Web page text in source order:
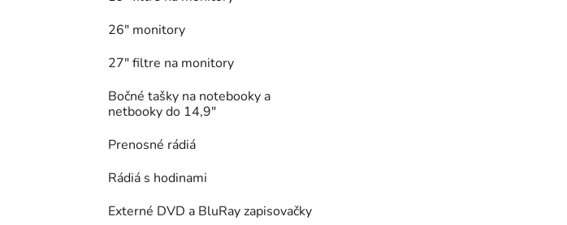
26" monitory
27" filtre na monitory
Bočné tašky na notebooky a
netbooky do 14,9"
Prenosné rádiá
Rádiá s hodinami
Externé DVD a BluRay zapisovačky